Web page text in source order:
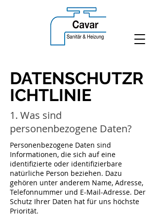
DATENSCHUTZR
ICHTLINIE
1. Was sind
personenbezogene Daten?
Personenbezogene Daten sind
Informationen, die sich auf eine
identifizierte oder identifizierbare
natürliche Person beziehen. Dazu
gehören unter anderem Name, Adresse,
Telefonnummer und E-Mail-Adresse. Der
Schutz Ihrer Daten hat für uns höchste
Priorität.